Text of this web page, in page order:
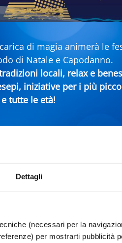
Dettagli
(necessari per la
per mostrarti pubblicità
di magia animerà le
di Natale e Capodanno.
locali, relax e
iniziative per i più
tutte le età!